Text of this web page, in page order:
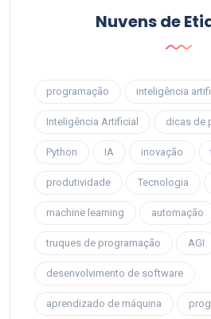
Nuvens de
programação inteligência
Inteligência Artificial dicas de
Python IA inovação
produtividade Tecnologia
machine learning automação
truques de programação AGI
desenvolvimento de software
aprendizado de máquina